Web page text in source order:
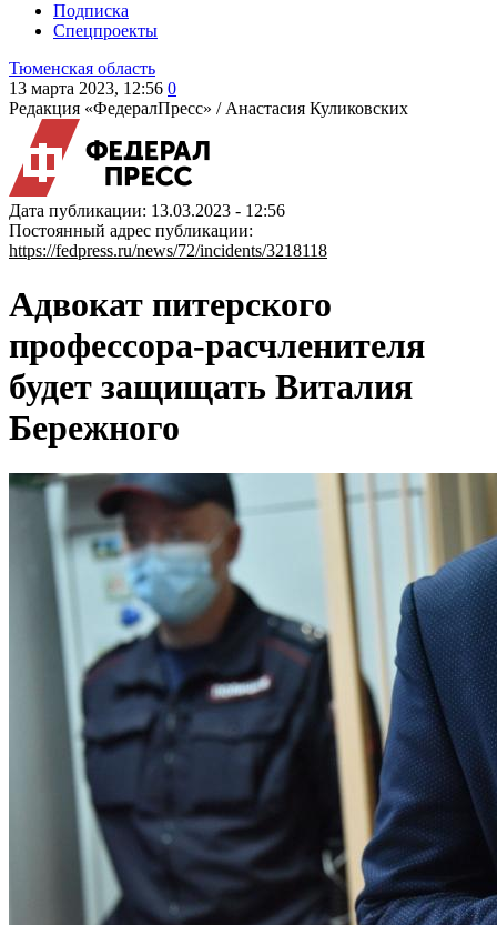
Подписка
Спецпроекты
Тюменская область
13 марта 2023, 12:56 0
Редакция «ФедералПресс» / Анастасия Куликовских
Дата публикации: 13.03.2023 - 12:56
Постоянный адрес публикации:
https://fedpress.ru/news/72/incidents/3218118
Адвокат питерского
профессора-расчленителя
будет защищать Виталия
Бережного